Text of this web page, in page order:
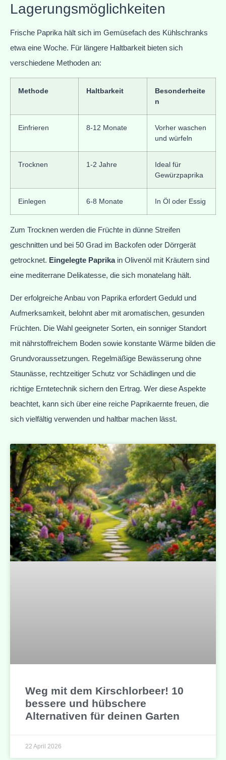
Weg mit dem Kirschlorbeer! 10
bessere und hübschere
Alternativen für deinen Garten
22 April 2026
Lagerungsmöglichkeiten
Frische Paprika hält sich im Gemüsefach des Kühlschranks
etwa eine Woche. Für längere Haltbarkeit bieten sich
verschiedene Methoden an:
Methode Haltbarkeit
Besonderheite
n
Einfrieren 8-12 Monate
Vorher waschen
und würfeln
Trocknen 1-2 Jahre
Ideal für
Gewürzpaprika
Einlegen 6-8 Monate In Öl oder Essig
Zum Trocknen werden die Früchte in dünne Streifen
geschnitten und bei 50 Grad im Backofen oder Dörrgerät
getrocknet. Eingelegte Paprikain Olivenöl mit Kräutern sind
eine mediterrane Delikatesse, die sich monatelang hält.
Der erfolgreiche Anbau von Paprika erfordert Geduld und
Aufmerksamkeit, belohnt aber mit aromatischen, gesunden
Früchten. Die Wahl geeigneter Sorten, ein sonniger Standort
mit nährstoffreichem Boden sowie konstante Wärme bilden die
Grundvoraussetzungen. Regelmäßige Bewässerung ohne
Staunässe, rechtzeitiger Schutz vor Schädlingen und die
richtige Erntetechnik sichern den Ertrag. Wer diese Aspekte
beachtet, kann sich über eine reiche Paprikaernte freuen, die
sich vielfältig verwenden und haltbar machen lässt.